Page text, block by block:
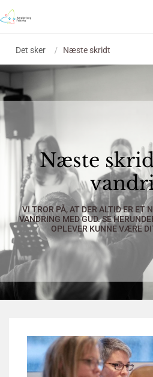
Det sker / Næste skridt
Næste
VI TROR PÅ, AT DER ALTID ER ET
VANDRING MED GUD. SE
OPLEVER KUNNE VÆRE